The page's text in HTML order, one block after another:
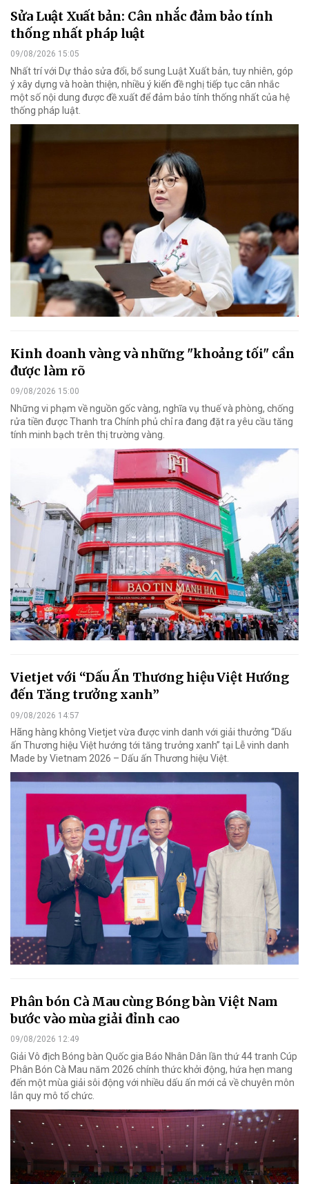
Sửa Luật Xuất bản: Cân nhắc đảm bảo tính
thống nhất pháp luật
09/08/2026 15:05
Nhất trí với Dự thảo sửa đổi, bổ sung Luật Xuất bản, tuy nhiên, góp
ý xây dựng và hoàn thiện, nhiều ý kiến đề nghị tiếp tục cân nhắc
một số nội dung được đề xuất để đảm bảo tính thống nhất của hệ
thống pháp luật.
Kinh doanh vàng và những "khoảng tối" cần
được làm rõ
09/08/2026 15:00
Những vi phạm về nguồn gốc vàng, nghĩa vụ thuế và phòng, chống
rửa tiền được Thanh tra Chính phủ chỉ ra đang đặt ra yêu cầu tăng
tính minh bạch trên thị trường vàng.
Vietjet với “Dấu Ấn Thương hiệu Việt Hướng
đến Tăng trưởng xanh”
09/08/2026 14:57
Hãng hàng không Vietjet vừa được vinh danh với giải thưởng “Dấu
ấn Thương hiệu Việt hướng tới tăng trưởng xanh” tại Lễ vinh danh
Made by Vietnam 2026 – Dấu ấn Thương hiệu Việt.
Phân bón Cà Mau cùng Bóng bàn Việt Nam
bước vào mùa giải đỉnh cao
09/08/2026 12:49
Giải Vô địch Bóng bàn Quốc gia Báo Nhân Dân lần thứ 44 tranh Cúp
Phân Bón Cà Mau năm 2026 chính thức khởi động, hứa hẹn mang
đến một mùa giải sôi động với nhiều dấu ấn mới cả về chuyên môn
lẫn quy mô tổ chức.